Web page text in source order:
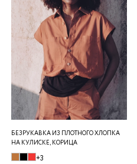
БЕЗРУКАВКА ИЗ ПЛОТНОГО ХЛОПКА
НА КУЛИСКЕ, КОРИЦА
+3